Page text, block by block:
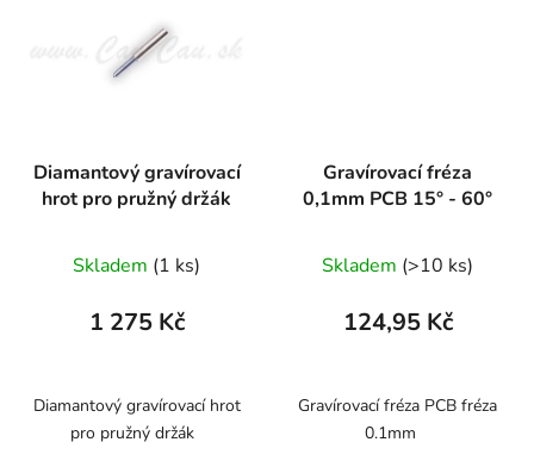
Diamantový gravírovací
hrot pro pružný držák
Skladem (1 ks)
1 275 Kč
Diamantový gravírovací hrot
pro pružný držák
Gravírovací fréza
0,1mm PCB 15° - 60°
Skladem (>10 ks)
124,95 Kč
Gravírovací fréza PCB fréza
0.1mm